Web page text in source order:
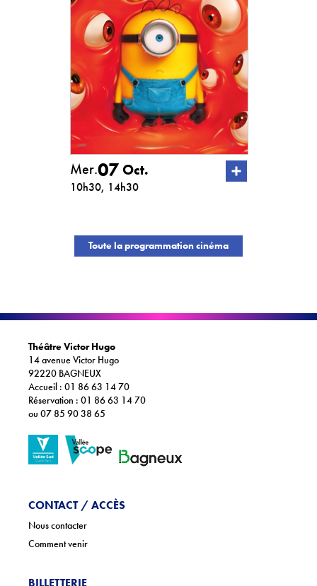
Mer.07 Oct.
10h30, 14h30
Toute la programmation cinéma
Théâtre Victor Hugo
14 avenue Victor Hugo
92220 BAGNEUX
Accueil : 01 86 63 14 70
Réservation : 01 86 63 14 70
ou 07 85 90 38 65
CONTACT / ACCÈS
Nous contacter
Comment venir
BILLETTERIE